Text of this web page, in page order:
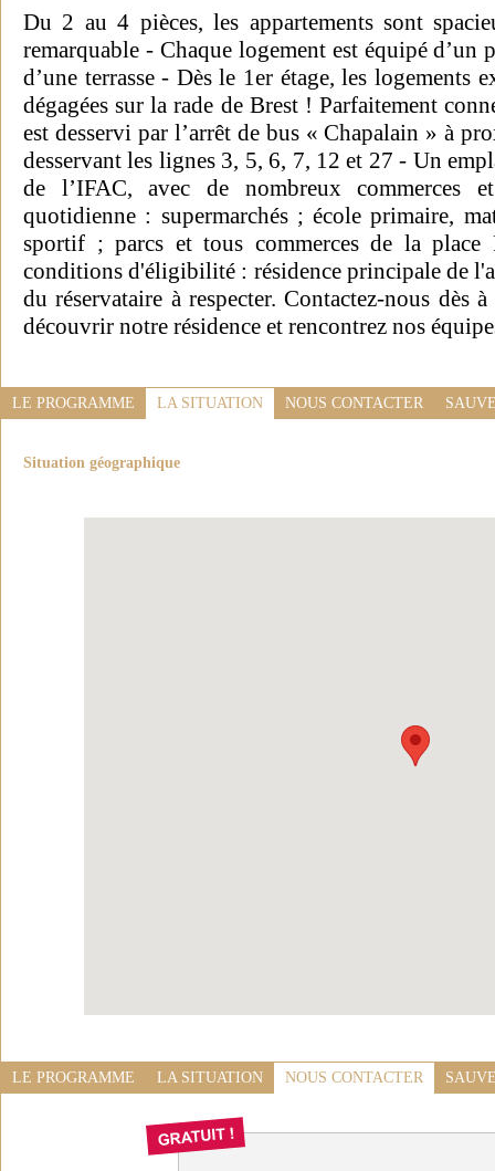
Du 2 au 4 pièces, les appartements sont
remarquable - Chaque logement est équipé
d’une terrasse - Dès le 1er étage, les logements
dégagées sur la rade de Brest ! Parfaitement
est desservi par l’arrêt de bus « Chapalain » à
desservant les lignes 3, 5, 6, 7, 12 et 27 - Un
de l’IFAC, avec de nombreux commerces
quotidienne : supermarchés ; école primaire,
sportif ; parcs et tous commerces de la
conditions d'éligibilité : résidence principale de
du réservataire à respecter. Contactez-nous
découvrir notre résidence et rencontrez nos
LE PROGRAMME LA SITUATION NOUS CONTACTER
Situation géographique
LE PROGRAMME LA SITUATION NOUS CONTACTER